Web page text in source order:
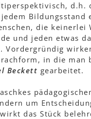
d.h.
Bildungsstand
die keinerlei
und jeden etwas
Vordergründig
in die
Beckett gearbeitet.
um
das Stück